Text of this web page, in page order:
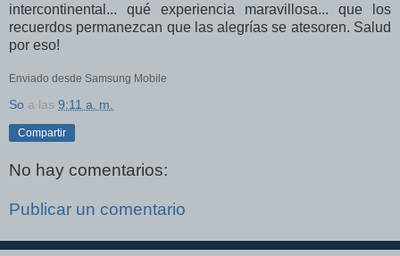
intercontinental... qué experiencia maravillosa... que los
recuerdos permanezcan que las alegrías se atesoren. Salud
por eso!
Enviado desde Samsung Mobile
So a las 9:11 a. m.
Compartir
No hay comentarios:
Publicar un comentario